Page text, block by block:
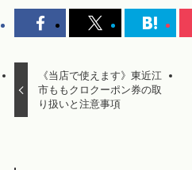
《当店で使えます》東近江
市ももクロクーポン券の取
り扱いと注意事項